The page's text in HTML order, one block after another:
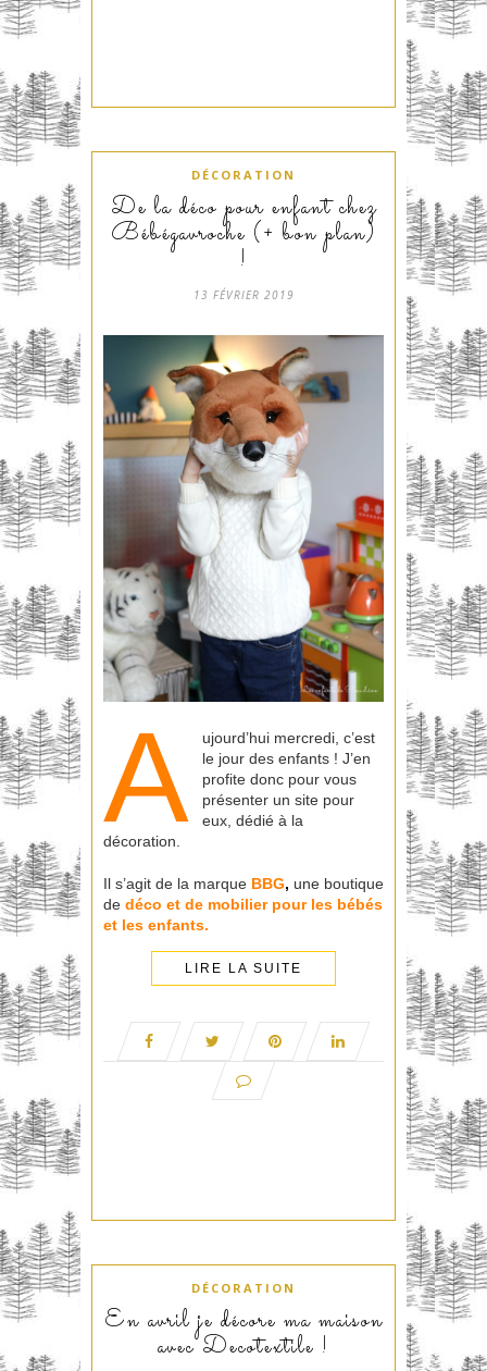
DÉCORATION
De la déco pour enfant chez
Bébégavroche (+ bon plan)
!
13 FÉVRIER 2019
A
ujourd’hui mercredi, c’est
le jour des enfants ! J’en
profite donc pour vous
présenter un site pour
eux, dédié à la
décoration.
Il s’agit de la marque BBG, une boutique
de déco et de mobilierpour les bébés
et les enfants.
LIRE LA SUITE
DÉCORATION
En avril je décore ma maison
avec Decotextile !